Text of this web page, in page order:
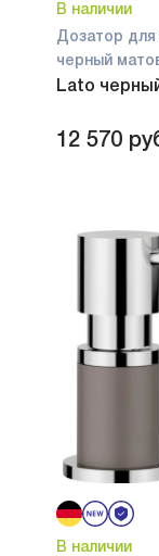
В наличии
Дозатор
черный
Lato
12 570
В наличии